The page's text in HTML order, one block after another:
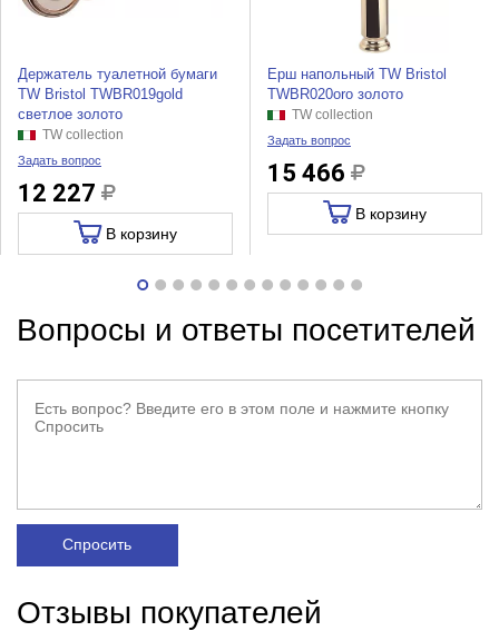
Держатель туалетной бумаги
TW Bristol TWBR019gold
светлое золото
TW collection
Задать вопрос
12 227
В корзину
Ерш напольный TW Bristol
TWBR020oro золото
TW collection
Задать вопрос
15 466
В корзину
Вопросы и ответы посетителей
Спросить
Отзывы покупателей